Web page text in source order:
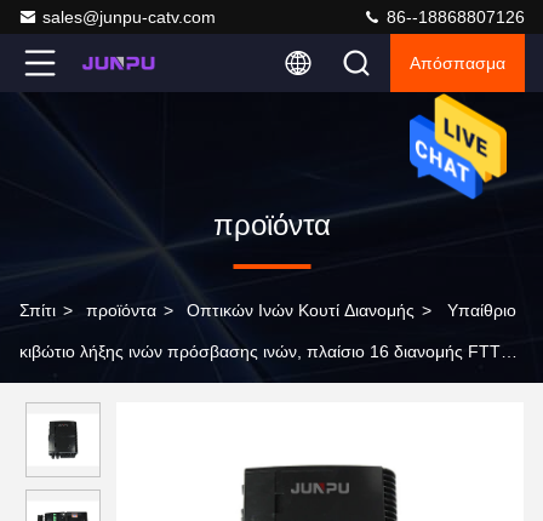
sales@junpu-catv.com 86--18868807126
Απόσπασμα
προϊόντα
Σπίτι > προϊόντα > Οπτικών Ινών Κουτί Διανομής > Υπαίθριο
κιβώτιο λήξης ινών πρόσβασης ινών, πλαίσιο 16 διανομής FTTH